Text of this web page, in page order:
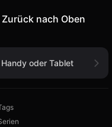
Zurück nach Oben
oder Tablet